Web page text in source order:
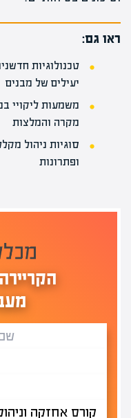
ראו גם:
טכנולוגיות
יעילים של מבנים
משמעות ליקויי
מקרה והמלצות
סוגיות ניהול
ופתרונות